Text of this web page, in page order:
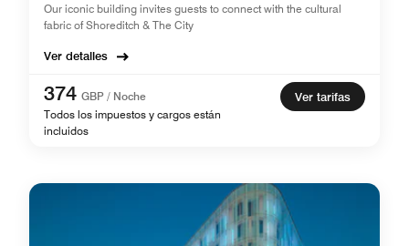
Our iconic building invites guests to connect with the cultural
fabric of Shoreditch & The City
Ver detalles
374 GBP / Noche
Todos los impuestos y cargos están
incluidos
Ver tarifas